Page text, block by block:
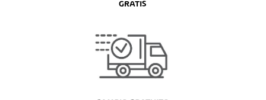
GRATIS